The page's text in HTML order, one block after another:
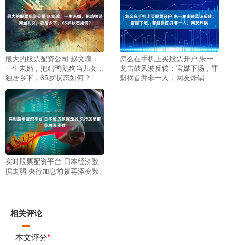
最大的股票配资公司 赵文瑄：
一生未婚，把鸡鸭鹅狗当儿女，
独居乡下，65岁状态如何？
怎么在手机上买股票开户 朱一
龙击鼓风波反转：官媒下场，罪
魁祸首并非一人，网友炸锅
实时股票配资平台 日本经济数
据走弱 央行加息前景再添变数
相关评论
本文评分*